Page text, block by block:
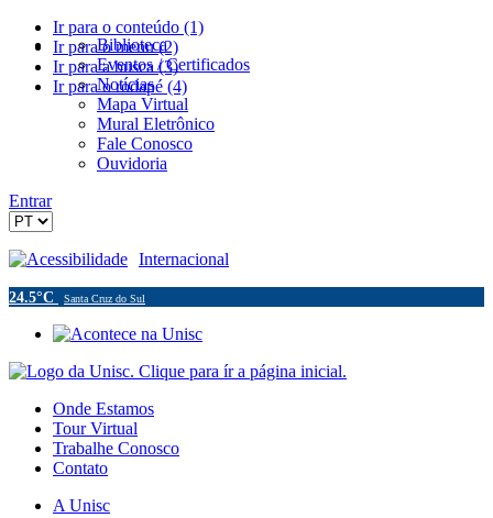
Ir para o conteúdo (1)
Ir para o menu (2)
Ir para a busca (3)
Ir para o rodapé (4)
Biblioteca
Eventos / Certificados
Notícias
Mapa Virtual
Mural Eletrônico
Fale Conosco
Ouvidoria
Entrar
Acessibilidade Internacional
24.5°C Santa Cruz do Sul
Onde Estamos
Tour Virtual
Trabalhe Conosco
Contato
A Unisc